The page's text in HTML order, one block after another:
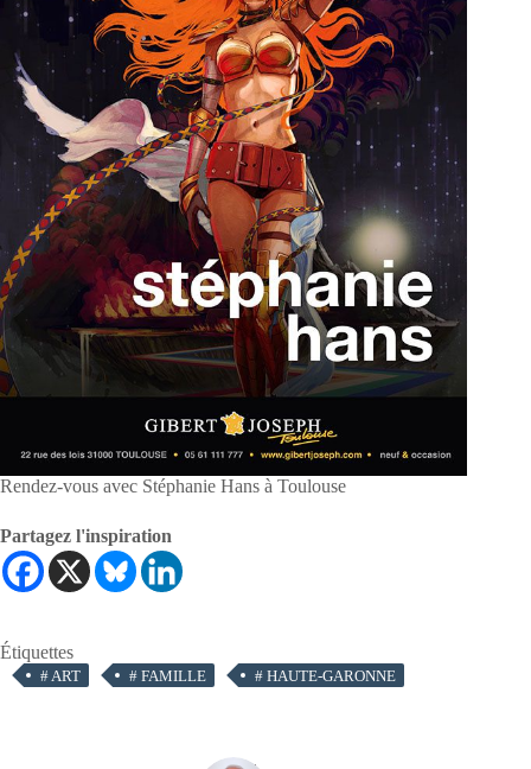
Rendez-vous avec Stéphanie Hans à Toulouse
Partagez l'inspiration
Étiquettes
#ART # FAMILLE # HAUTE-GARONNE